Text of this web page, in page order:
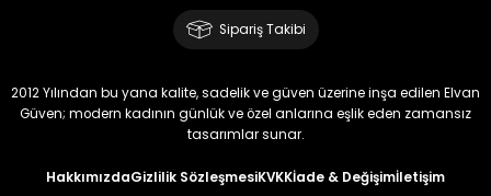
Sipariş Takibi
2012 Yılından bu yana kalite, sadelik ve güven üzerine inşa edilen Elvan
Güven; modern kadının günlük ve özel anlarına eşlik eden zamansız
tasarımlar sunar.
HakkımızdaGizlilik SözleşmesiKVKKİade & Değişimİletişim